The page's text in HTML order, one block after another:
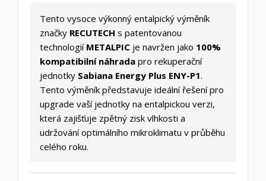
Tento vysoce výkonný entalpický výměník
značky RECUTECH s patentovanou
technologií METALPIC je navržen jako 100%
kompatibilní náhrada pro rekuperační
jednotky Sabiana Energy Plus ENY-P1.
Tento výměník představuje ideální řešení pro
upgrade vaší jednotky na entalpickou verzi,
která zajišťuje zpětný zisk vlhkosti a
udržování optimálního mikroklimatu v průběhu
celého roku.